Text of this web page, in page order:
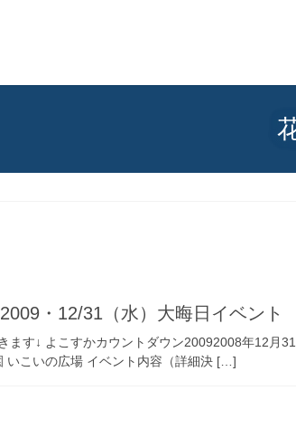
・12/31（水）大晦日イベント
ます↓ よこすかカウントダウン20092008年12月
いこいの広場 イベント内容（詳細決 […]